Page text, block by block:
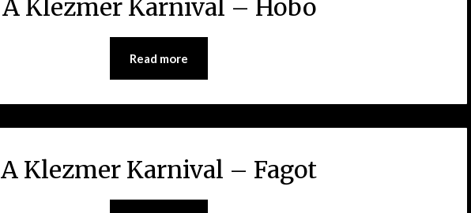
A Klezmer Karnival – Hobo
Read more
A Klezmer Karnival – Fagot